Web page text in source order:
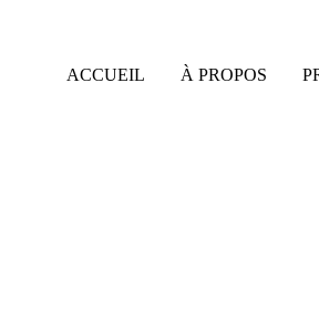
ACCUEIL À PROPOS